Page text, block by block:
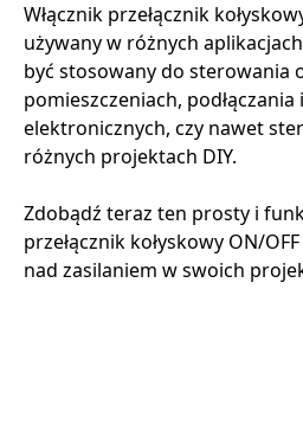
Włącznik przełącznik
używany w różnych
być stosowany do sterowania
pomieszczeniach, podłączania
elektronicznych, czy nawet
różnych projektach DIY.
Zdobądź teraz ten prosty i
przełącznik kołyskowy ON/
nad zasilaniem w swoich